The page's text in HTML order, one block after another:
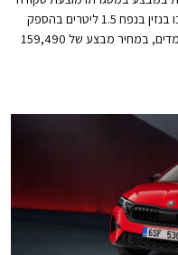
אוקטביה ברמת אבזור סלקשיין עם מנוע טורבו בנזין בנפח 1.5 ליטרים בהספק
115 כ"ס ותיבת 7 הילוכים רובוטית כפולת מצמדים, במחיר מבצע של 159,490